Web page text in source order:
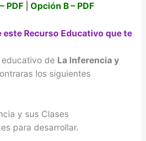
PDF Opción B – PDF
este Recurso Educativo que te
de La Inferencia y
los siguientes
y sus Clases
para desarrollar.